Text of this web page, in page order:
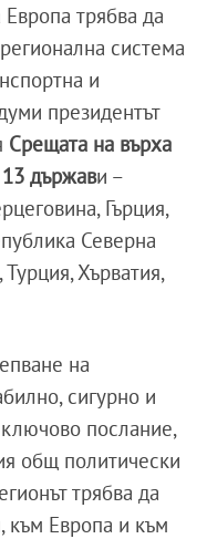
трябва да
система
и
президентът
Срещата на върха
държави –
Гърция,
Северна
Хърватия,
на
сигурно и
послание,
общ политически
трябва да
към Европа и към